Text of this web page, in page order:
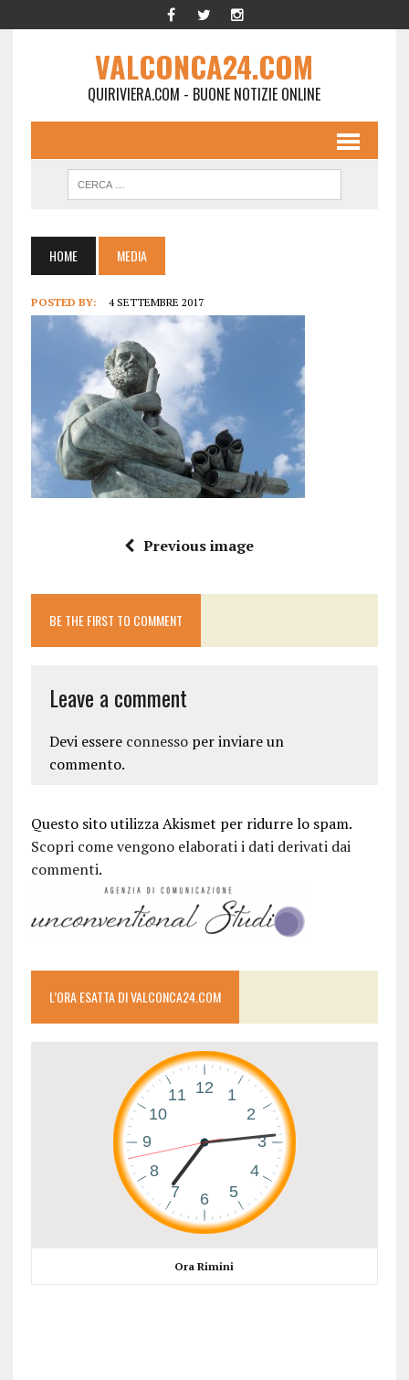
VALCONCA24.COM
QUIRIVIERA.COM - BUONE NOTIZIE ONLINE
HOME MEDIA
POSTED BY: 4 SETTEMBRE 2017
Previous image
BE THE FIRST TO COMMENT
Leave a comment
Devi essere connessoper inviare un
commento.
Questo sito utilizza Akismet per ridurre lo spam.
Scopri come vengono elaborati i dati derivati dai
commenti.
L’ORA ESATTA DI VALCONCA24.COM
Ora Rimini